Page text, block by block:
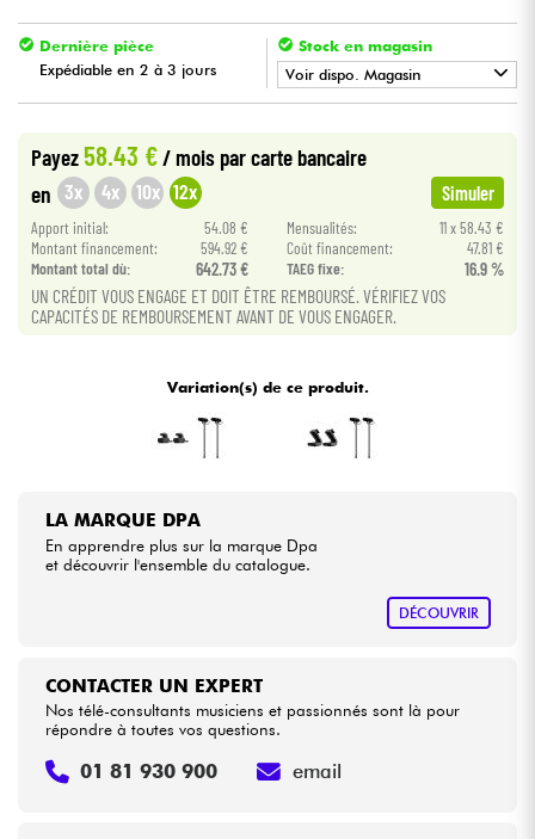
Vents
Violons & Quatuor
Eveil Musical
Câbles & Access.
HiFi
Dernière pièce
Expédiable en 2 à 3 jours
Stock en magasin
Voir dispo. Magasin
Payez58.43 € / mois par carte bancaire
en 3x 4x 10x 12x Simuler
Apport initial: 54.08 € Mensualités:
11 x 58.43 €
Montant financement:
594.92 € Coût financement:
47.81 €
Montant total dù:
642.73 € TAEG fixe: 16.9 %
UN CRÉDIT VOUS ENGAGE ET DOIT ÊTRE REMBOURSÉ. VÉRIFIEZ VOS
CAPACITÉS DE REMBOURSEMENT AVANT DE VOUS ENGAGER.
Variation(s) de ce produit.
LA MARQUE DPA
En apprendre plus sur la marque Dpa
et découvrir l'ensemble du catalogue.
DÉCOUVRIR
CONTACTER UN EXPERT
Nos télé-consultants musiciens et passionnés sont là pour
répondre à toutes vos questions.
01 81 930 900 email